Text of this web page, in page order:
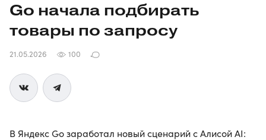
Go начала подбирать
товары по запросу
21.05.2026 100
В Яндекс Go заработал новый сценарий с Алисой AI: